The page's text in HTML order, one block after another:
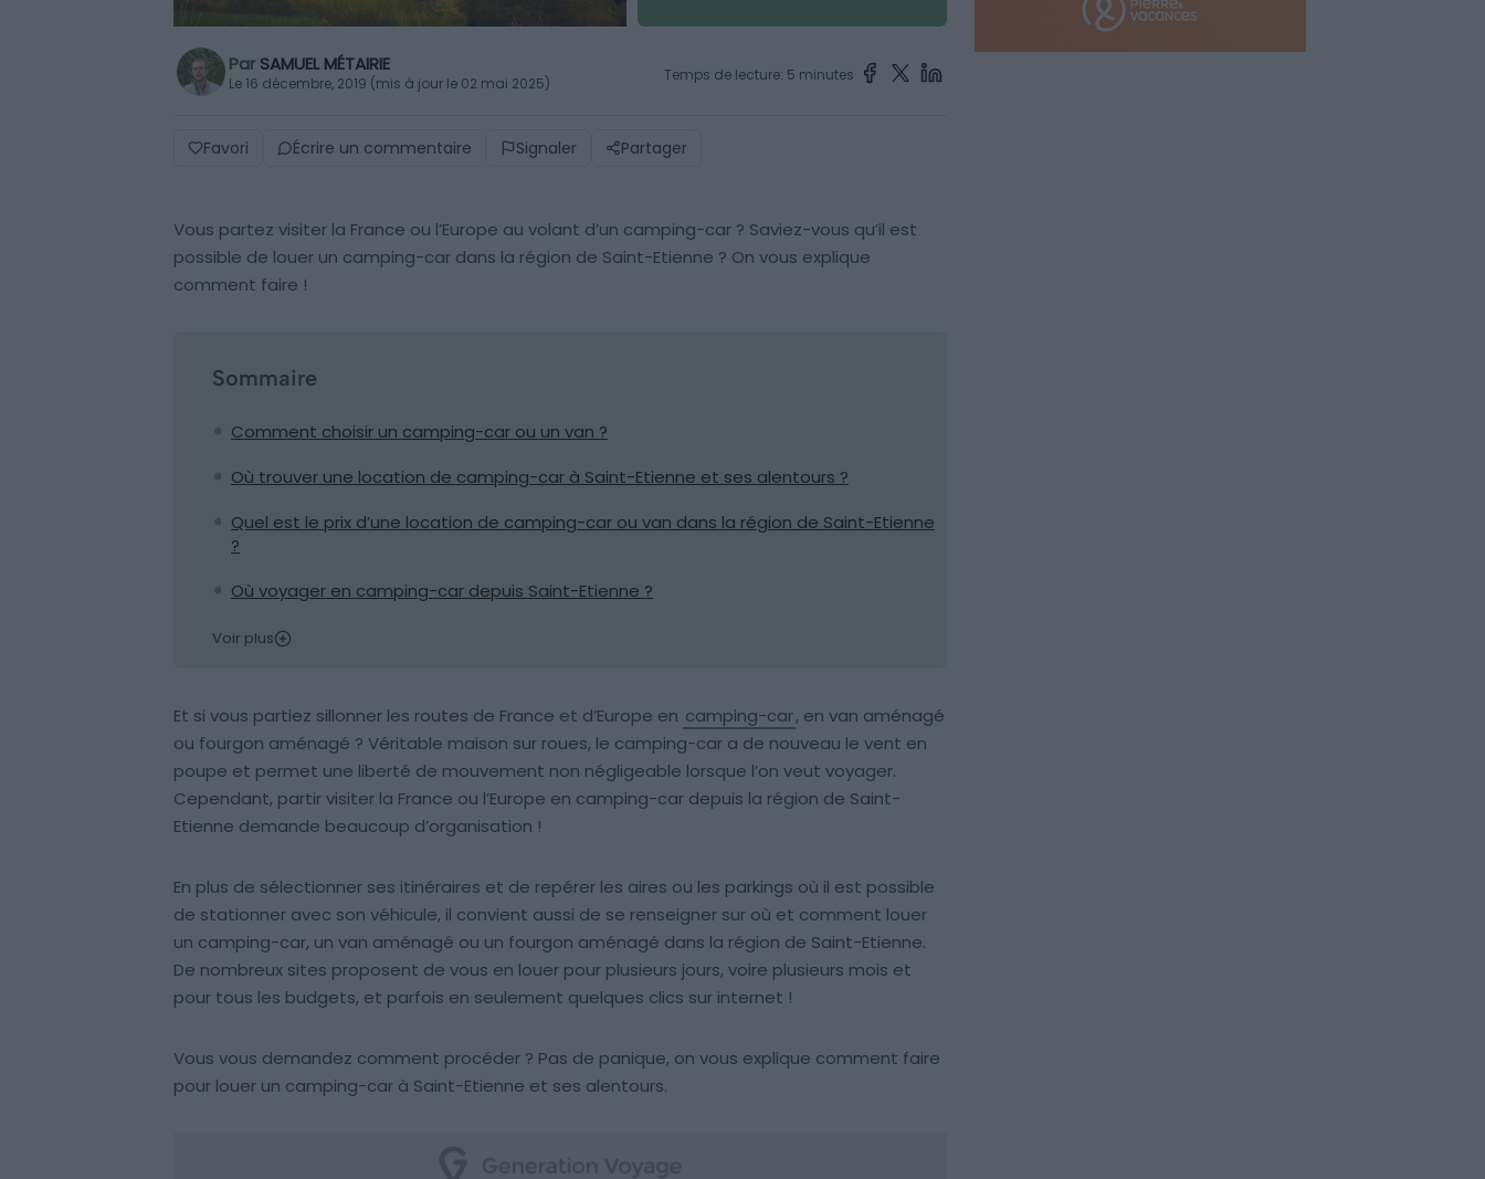
Par SAMUEL MÉTAIRIE
Le 16 décembre, 2019 (mis à jour le 02 mai 2025) Temps de lecture: 5 minutes
Favori Écrire un commentaire Signaler Partager
Vous partez visiter la France ou l’Europe au volant d’un camping-car ? Saviez-vous qu’il est
possible de louer un camping-car dans la région de Saint-Etienne ? On vous explique
comment faire !
Sommaire
Comment choisir un camping-car ou un van ?
Où trouver une location de camping-car à Saint-Etienne et ses alentours ?
Quel est le prix d’une location de camping-car ou van dans la région de Saint-Etienne
?
Où voyager en camping-car depuis Saint-Etienne ?
Voir plus
Et si vous partiez sillonner les routes de France et d’Europe en camping-car, en van aménagé
ou fourgon aménagé ? Véritable maison sur roues, le camping-car a de nouveau le vent en
poupe et permet une liberté de mouvement non négligeable lorsque l’on veut voyager.
Cependant, partir visiter la France ou l’Europe en camping-car depuis la région de Saint-
Etienne demande beaucoup d’organisation !
En plus de sélectionner ses itinéraires et de repérer les aires ou les parkings où il est possible
de stationner avec son véhicule, il convient aussi de se renseigner sur où et comment louer
un camping-car, un van aménagé ou un fourgon aménagé dans la région de Saint-Etienne.
De nombreux sites proposent de vous en louer pour plusieurs jours, voire plusieurs mois et
pour tous les budgets, et parfois en seulement quelques clics sur internet !
Vous vous demandez comment procéder ? Pas de panique, on vous explique comment faire
pour louer un camping-car à Saint-Etienne et ses alentours.